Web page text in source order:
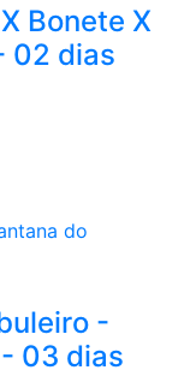
Bonete X
02 dias
-
03 dias